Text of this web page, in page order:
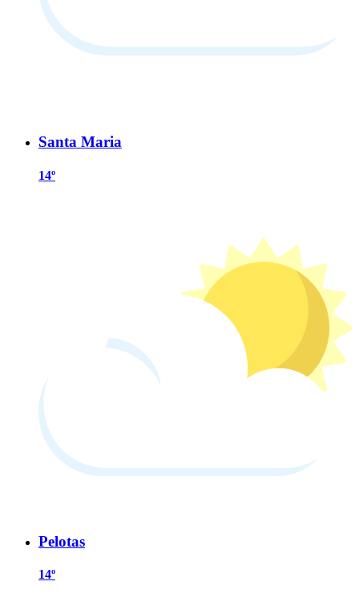
Santa Maria
14º
Pelotas
14º